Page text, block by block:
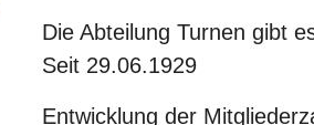
Die Abteilung Turnen gibt
Seit 29.06.1929
Entwicklung der